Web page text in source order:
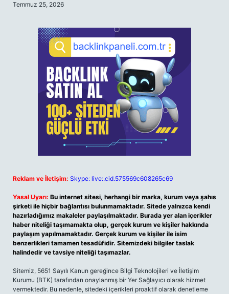
Temmuz 25, 2026
Reklam ve İletişim: Skype: live:.cid.575569c608265c69
Yasal Uyarı: Bu internet sitesi, herhangi bir marka, kurum veya şahıs
şirketi ile hiçbir bağlantısı bulunmamaktadır. Sitede yalnızca kendi
hazırladığımız makaleler paylaşılmaktadır. Burada yer alan içerikler
haber niteliği taşımamakta olup, gerçek kurum ve kişiler hakkında
paylaşım yapılmamaktadır. Gerçek kurum ve kişiler ile isim
benzerlikleri tamamen tesadüfidir. Sitemizdeki bilgiler taslak
halindedir ve tavsiye niteliği taşımazlar.
Sitemiz, 5651 Sayılı Kanun gereğince Bilgi Teknolojileri ve İletişim
Kurumu (BTK) tarafından onaylanmış bir Yer Sağlayıcı olarak hizmet
vermektedir. Bu nedenle, sitedeki içerikleri proaktif olarak denetleme